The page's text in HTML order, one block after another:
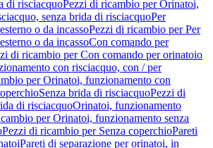
di risciacquoPezzi di ricambio per Orinatoi,
senza brida di risciacquoPer
o da incassoPezzi di ricambio per Per
o da incassoCon comando per
di ricambio per Con comando per orinatoio
con risciacquo, con / per
per Orinatoi, funzionamento con
Senza brida di risciacquoPezzi di
di risciacquoOrinatoi, funzionamento
per Orinatoi, funzionamento senza
Pezzi di ricambio per Senza coperchioPareti
Pareti di separazione per orinatoi, in